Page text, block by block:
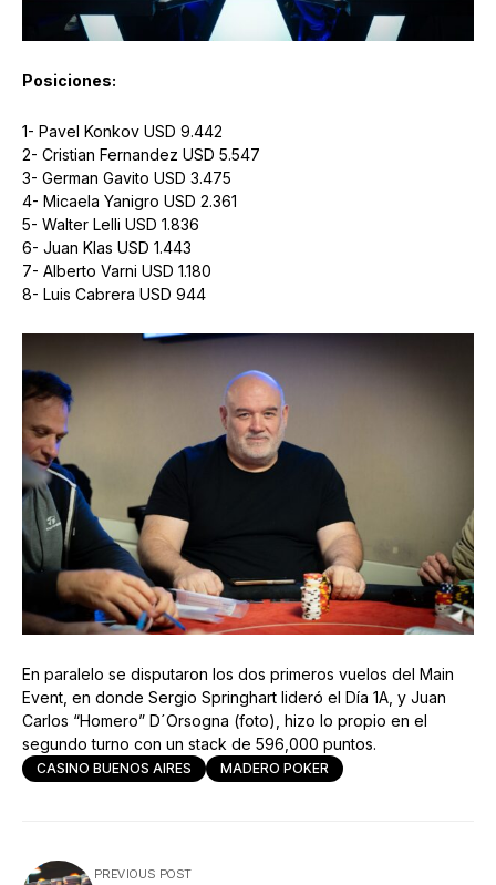
Posiciones:
1- Pavel Konkov USD 9.442
2- Cristian Fernandez USD 5.547
3- German Gavito USD 3.475
4- Micaela Yanigro USD 2.361
5- Walter Lelli USD 1.836
6- Juan Klas USD 1.443
7- Alberto Varni USD 1.180
8- Luis Cabrera USD 944
En paralelo se disputaron los dos primeros vuelos del Main
Event, en donde Sergio Springhart lideró el Día 1A, y Juan
Carlos “Homero” D´Orsogna (foto), hizo lo propio en el
segundo turno con un stack de 596,000 puntos.
CASINO BUENOS AIRES MADERO POKER
PREVIOUS POST